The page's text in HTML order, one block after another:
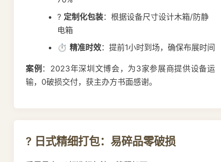
? 定制化包装：根据设备尺寸设计木箱/防静
电箱
⏱️ 精准时效：提前1小时到场，确保布展时间
案例 ：2023年深圳文博会，为3家参展商提供设备运
输，0破损交付，获主办方书面感谢。
?️ 日式精细打包：易碎品零破损